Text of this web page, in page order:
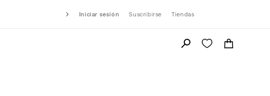
Iniciar sesión Suscribirse Tiendas